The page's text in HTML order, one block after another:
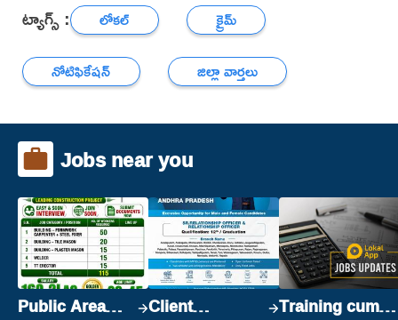
ట్యాగ్స్ : లోకల్
క్రైమ్
నోటిఫికేషన్
జిల్లా వార్తలు
Jobs near you
Public Area Client Training cum